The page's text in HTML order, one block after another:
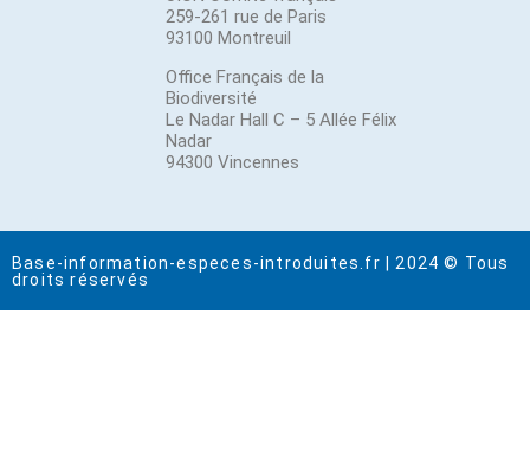
259-261 rue de Paris
93100 Montreuil
Office Français de la
Biodiversité
Le Nadar Hall C – 5 Allée Félix
Nadar
94300 Vincennes
Base-information-especes-introduites.fr | 2024 © Tous
droits réservés